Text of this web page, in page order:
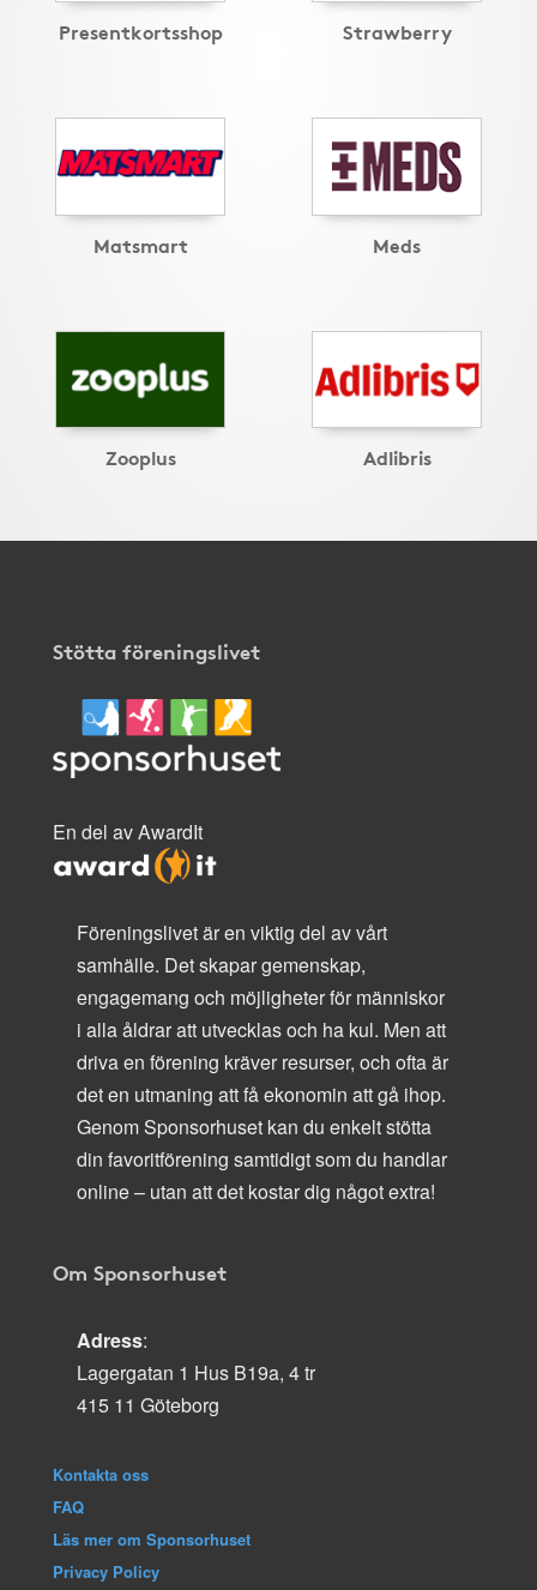
Presentkortsshop Strawberry
Matsmart Meds
Zooplus Adlibris
Stötta föreningslivet
En del av AwardIt
Föreningslivet är en viktig del av vårt
samhälle. Det skapar gemenskap,
engagemang och möjligheter för människor
i alla åldrar att utvecklas och ha kul. Men att
driva en förening kräver resurser, och ofta är
det en utmaning att få ekonomin att gå ihop.
Genom Sponsorhuset kan du enkelt stötta
din favoritförening samtidigt som du handlar
online – utan att det kostar dig något extra!
Om Sponsorhuset
Adress:
Lagergatan 1 Hus B19a, 4 tr
415 11 Göteborg
Kontakta oss
FAQ
Läs mer om Sponsorhuset
Privacy Policy